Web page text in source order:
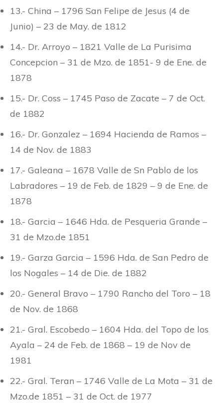
13.- China – 1796 San Felipe de Jesus (4 de
Junio) – 23 de May. de 1812
14.- Dr. Arroyo – 1821 Valle de La Purisima
Concepcion – 31 de Mzo. de 1851- 9 de Ene. de
1878
15.- Dr. Coss – 1745 Paso de Zacate – 7 de Oct.
de 1882
16.- Dr. Gonzalez – 1694 Hacienda de Ramos –
14 de Nov. de 1883
17.- Galeana – 1678 Valle de Sn Pablo de los
Labradores – 19 de Feb. de 1829 – 9 de Ene. de
1878
18.- Garcia – 1646 Hda. de Pesqueria Grande –
31 de Mzo.de 1851
19.- Garza Garcia – 1596 Hda. de San Pedro de
los Nogales – 14 de Die. de 1882
20.- General Bravo – 1790 Rancho del Toro – 18
de Nov. de 1868
21.- Gral. Escobedo – 1604 Hda. del Topo de los
Ayala – 24 de Feb. de 1868 – 19 de Nov de
1981
22.- Gral. Teran – 1746 Valle de La Mota – 31 de
Mzo.de 1851 – 31 de Oct. de 1977